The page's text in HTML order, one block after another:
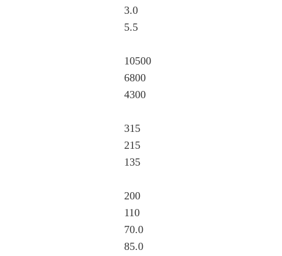
3.0
5.5
10500
6800
4300
315
215
135
200
110
70.0
85.0